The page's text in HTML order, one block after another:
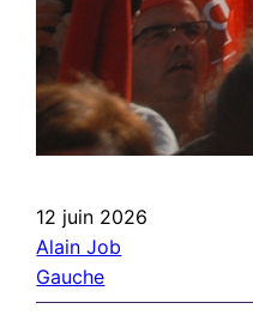
12 juin 2026
Alain Job
Gauche